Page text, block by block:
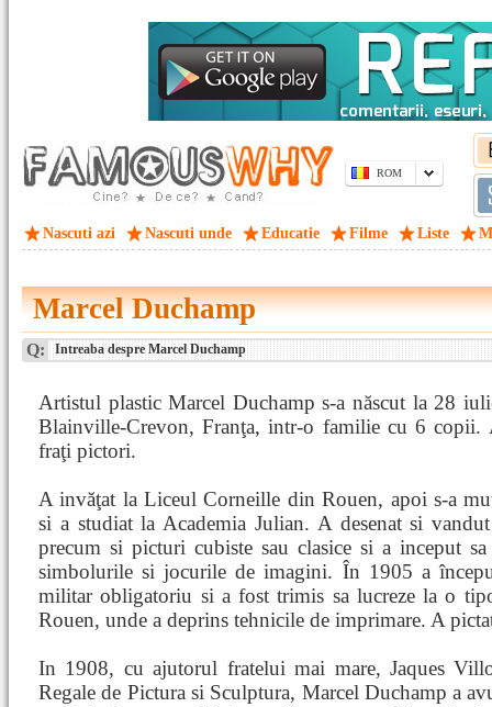
ROM
Nascuti azi Nascuti unde Educatie Filme Liste
Marcel Duchamp
Q: Intreaba despre Marcel Duchamp
Artistul plastic Marcel Duchamp s-a născut la 28
Blainville-Crevon, Franţa, intr-o familie cu 6 copii.
fraţi pictori.
A invăţat la Liceul Corneille din Rouen, apoi s-a
si a studiat la Academia Julian. A desenat si
precum si picturi cubiste sau clasice si a inceput sa
simbolurile si jocurile de imagini. În 1905 a
militar obligatoriu si a fost trimis sa lucreze la o
Rouen, unde a deprins tehnicile de imprimare. A
In 1908, cu ajutorul fratelui mai mare, Jaques
Regale de Pictura si Sculptura, Marcel Duchamp a